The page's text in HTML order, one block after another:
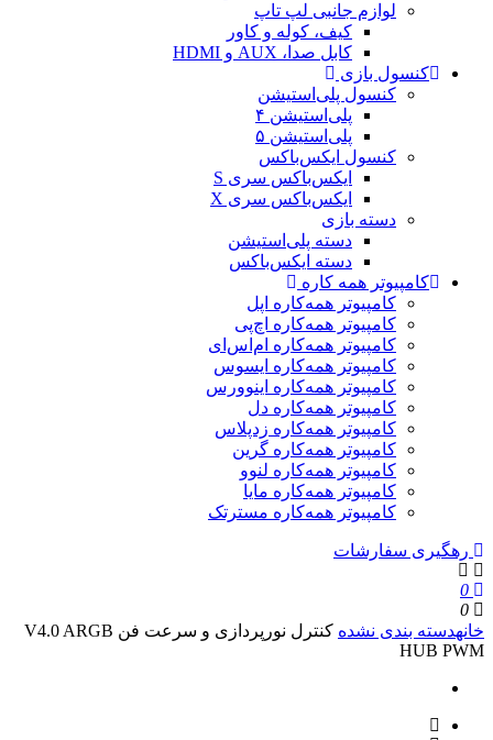
لوازم جانبی لپ تاپ
کیف، کوله و کاور
کابل صدا، AUX و HDMI
کنسول بازی
کنسول پلی‌استیشن
پلی‌استیشن ۴
پلی‌استیشن ۵
کنسول ایکس‌باکس
ایکس‌باکس سری S
ایکس‌باکس سری X
دسته بازی
دسته پلی‌استیشن
دسته ایکس‌باکس
کامپیوتر همه کاره
کامپیوتر همه‌کاره اپل
کامپیوتر همه‌کاره اچ‌پی
کامپیوتر همه‌کاره ام‌اس‌ای
کامپیوتر همه‌کاره ایسوس
کامپیوتر همه‌کاره اینوورس
کامپیوتر همه‌کاره دل
کامپیوتر همه‌کاره زدپلاس
کامپیوتر همه‌کاره گرین
کامپیوتر همه‌کاره لنوو
کامپیوتر همه‌کاره مایا
کامپیوتر همه‌کاره مسترتک
رهگیری سفارشات
0
0
خانهدسته بندی نشده
کنترل نورپردازی و سرعت فن V4.0 ARGB
HUB PWM